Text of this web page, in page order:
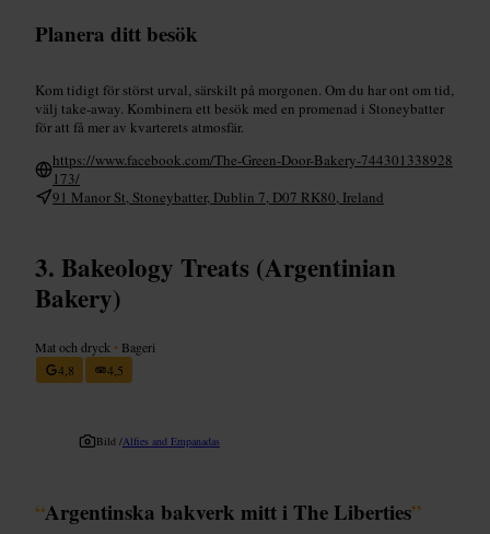
Planera ditt besök
Kom tidigt för störst urval, särskilt på morgonen. Om du har ont om tid,
välj take-away. Kombinera ett besök med en promenad i Stoneybatter
för att få mer av kvarterets atmosfär.
https://www.facebook.com/The-Green-Door-Bakery-744301338928
173/
91 Manor St, Stoneybatter, Dublin 7, D07 RK80, Ireland
Bakeology Treats (Argentinian
Bakery)
Mat och dryck • Bageri
4,8
4,5
Bild /Alfies and Empanadas
“Argentinska bakverk mitt i The Liberties”